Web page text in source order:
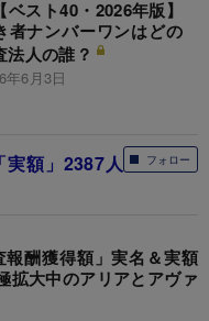
ベスト40・2026年版】
者ナンバーワンはどの
法人の誰？
年6月3日
フォロー
実額」2387人
酬獲得額」実名＆実額
拡大中のアリアとアヴァ